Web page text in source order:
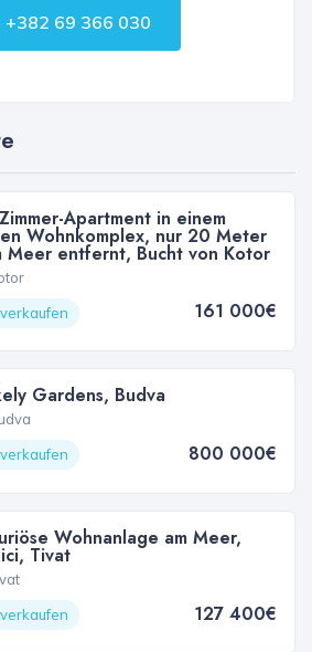
+382 69 366 030
Apartment in einem
Wohnkomplex, nur 20 Meter
Meer entfernt, Bucht von Kotor
161 000€
Gardens, Budva
800 000€
Wohnanlage am Meer,
Tivat
127 400€